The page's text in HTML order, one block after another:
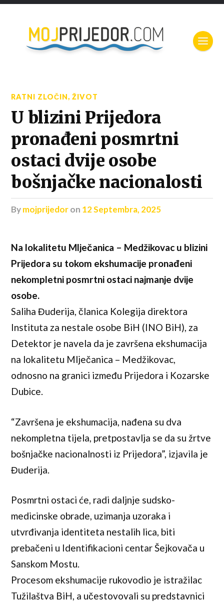
RATNI ZLOČIN,ŽIVOT
U blizini Prijedora
pronađeni posmrtni
ostaci dvije osobe
bošnjačke nacionalosti
bymojprijedoron 12 Septembra, 2025
Na lokalitetu Mlječanica – Medžikovac u blizini
Prijedora su tokom ekshumacije pronađeni
nekompletni posmrtni ostaci najmanje dvije
osobe.
Saliha Đuderija, članica Kolegija direktora
Instituta za nestale osobe BiH (INO BiH), za
Detektor je navela da je završena ekshumacija
na lokalitetu Mlječanica – Medžikovac,
odnosno na granici između Prijedora i Kozarske
Dubice.
“Završena je ekshumacija, nađena su dva
nekompletna tijela, pretpostavlja se da su žrtve
bošnjačke nacionalnosti iz Prijedora”, izjavila je
Đuderija.
Posmrtni ostaci će, radi daljnje sudsko-
medicinske obrade, uzimanja uzoraka i
utvrđivanja identiteta nestalih lica, biti
prebačeni u Identifikacioni centar Šejkovača u
Sanskom Mostu.
Procesom ekshumacije rukovodio je istražilac
Tužilaštva BiH, a učestovovali su predstavnici